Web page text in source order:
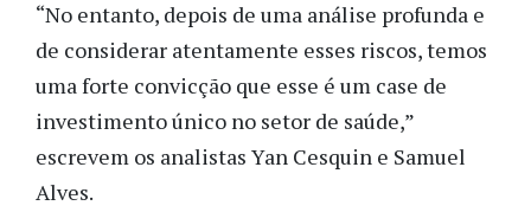
“No entanto, depois de uma análise profunda e
de considerar atentamente esses riscos, temos
uma forte convicção que esse é um case de
investimento único no setor de saúde,”
escrevem os analistas Yan Cesquin e Samuel
Alves.